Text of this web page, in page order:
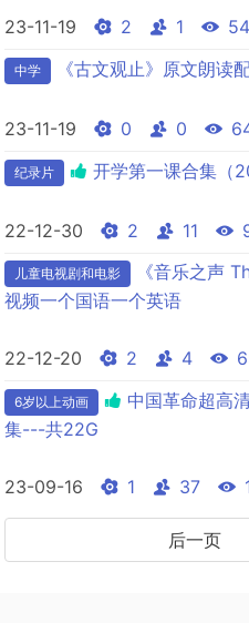
23-11-19 2 1
中学 《古文观止》原文朗读
23-11-19 0 0
纪录片 开学第一课合集（
22-12-30 2 11
儿童电视剧和电影
《音乐之声
视频一个国语一个英语
22-12-20 2 4
6岁以上动画
中国革命超高
集---共22G
23-09-16 1 37
后一页